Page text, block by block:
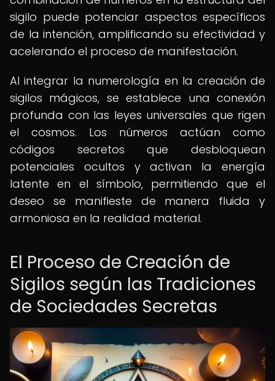
sigilo puede potenciar aspectos específicos
de la intención, amplificando su efectividad y
acelerando el proceso de manifestación.
Al integrar la numerología en la creación de
sigilos mágicos, se establece una conexión
profunda con las leyes universales que rigen
el cosmos. Los números actúan como
códigos secretos que desbloquean
potenciales ocultos y activan la energía
latente en el símbolo, permitiendo que el
deseo se manifieste de manera fluida y
armoniosa en la realidad material.
El Proceso de Creación de
Sigilos según las Tradiciones
de Sociedades Secretas